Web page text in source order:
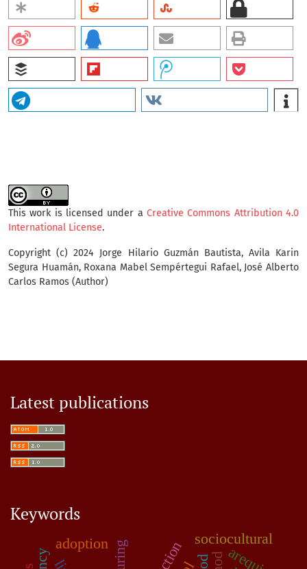
This work is licensed under a Creative Commons Attribution 4.0
International License.
Copyright (c) 2024 Jorge Hilario Guzmán Bautista, Avila Karin
Segura Huamán, Roxana Mabel Sempértegui Rafael, José Alberto
Carlos Ramos (Author)
Latest publications
Keywords
sociocultural
adoption